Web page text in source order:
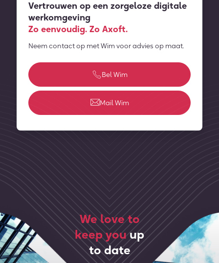
Vertrouwen op een zorgeloze digitale
werkomgeving
Zo eenvoudig. Zo Axoft.
Neem contact op met Wim voor advies op maat.
Bel Wim
Mail Wim
We love to
keep youup
to date